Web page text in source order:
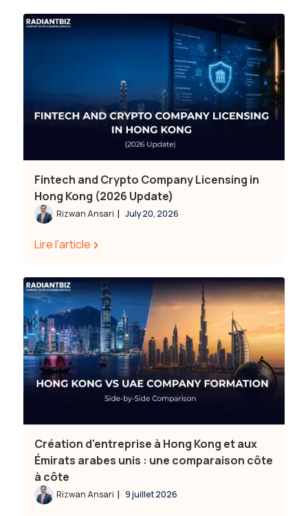
Fintech and Crypto Company Licensing in
Hong Kong (2026 Update)
Rizwan Ansari | July 20, 2026
Lire l'article
Création d'entreprise à Hong Kong et aux
Émirats arabes unis : une comparaison côte
à côte
Rizwan Ansari | 9 juillet 2026